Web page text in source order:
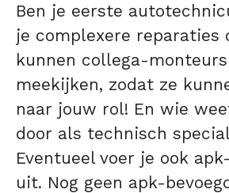
Ben je eerste
je complexere reparaties
kunnen collega-
meekijken, zodat ze
naar jouw rol! En wie
door als technisch
Eventueel voer je ook
uit. Nog geen apk-